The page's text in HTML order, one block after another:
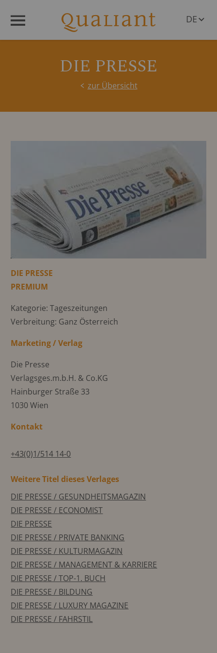
DE
DIE PRESSE
zur Übersicht
DIE PRESSE
PREMIUM
Kategorie: Tageszeitungen
Verbreitung: Ganz Österreich
Marketing / Verlag
Die Presse
Verlagsges.m.b.H. & Co.KG
Hainburger Straße 33
1030 Wien
Kontakt
+43(0)1/514 14-0
Weitere Titel dieses Verlages
DIE PRESSE / GESUNDHEITSMAGAZIN
DIE PRESSE / ECONOMIST
DIE PRESSE
DIE PRESSE / PRIVATE BANKING
DIE PRESSE / KULTURMAGAZIN
DIE PRESSE / MANAGEMENT & KARRIERE
DIE PRESSE / TOP-1. BUCH
DIE PRESSE / BILDUNG
DIE PRESSE / LUXURY MAGAZINE
DIE PRESSE / FAHRSTIL